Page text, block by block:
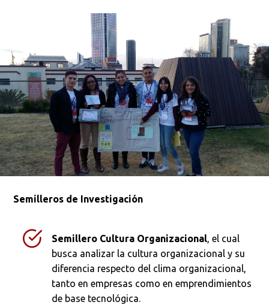
Semilleros de Investigación
Semillero Cultura Organizacional, el cual
busca analizar la cultura organizacional y su
diferencia respecto del clima organizacional,
tanto en empresas como en emprendimientos
de base tecnológica.